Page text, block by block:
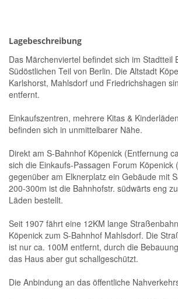
Lagebeschreibung
Das Märchenviertel befindet sich im Stadtteil
Südöstlichen Teil von Berlin. Die Altstadt
Karlshorst, Mahlsdorf und Friedrichshagen
entfernt.
Einkaufszentren, mehrere Kitas &
befinden sich in unmittelbarer Nähe.
Direkt am S-Bahnhof Köpenick (Entfernung
sich die Einkaufs-Passagen Forum Köpenick
gegenüber am Elknerplatz ein Gebäude mit
200-300m ist die Bahnhofstr. südwärts eng
Läden bestellt.
Seit 1907 fährt eine 12KM lange
Köpenick zum S-Bahnhof Mahlsdorf. Die
ist nur ca. 100M entfernt, durch die
das Haus aber gut schallgeschützt.
Die Anbindung an das öffentliche